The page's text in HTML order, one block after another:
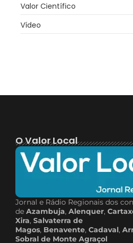
Valor Científico
Vídeo
O Valor Local
Jornal e Rádio Regionais dos
de Azambuja, Alenquer,
Xira, Salvaterra de
Magos, Benavente, Cadaval,
Sobral de Monte Agraçol